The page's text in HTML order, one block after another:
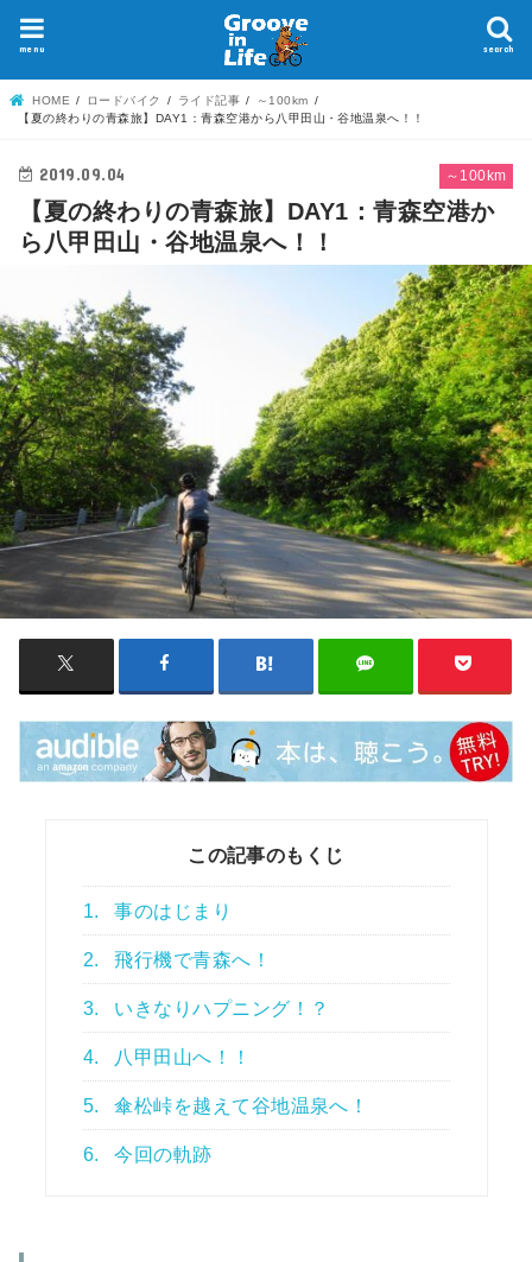
search
menu
HOME ロードバイク ライド記事
～100km
【夏の終わりの青森旅】DAY1：青森空港から八甲田山・谷地温泉へ！！
～100km
2019.09.04
【夏の終わりの青森旅】DAY1：青森空港か
ら八甲田山・谷地温泉へ！！
この記事のもくじ
1. 事のはじまり
2. 飛行機で青森へ！
3. いきなりハプニング！？
4. 八甲田山へ！！
5. 傘松峠を越えて谷地温泉へ！
6. 今回の軌跡